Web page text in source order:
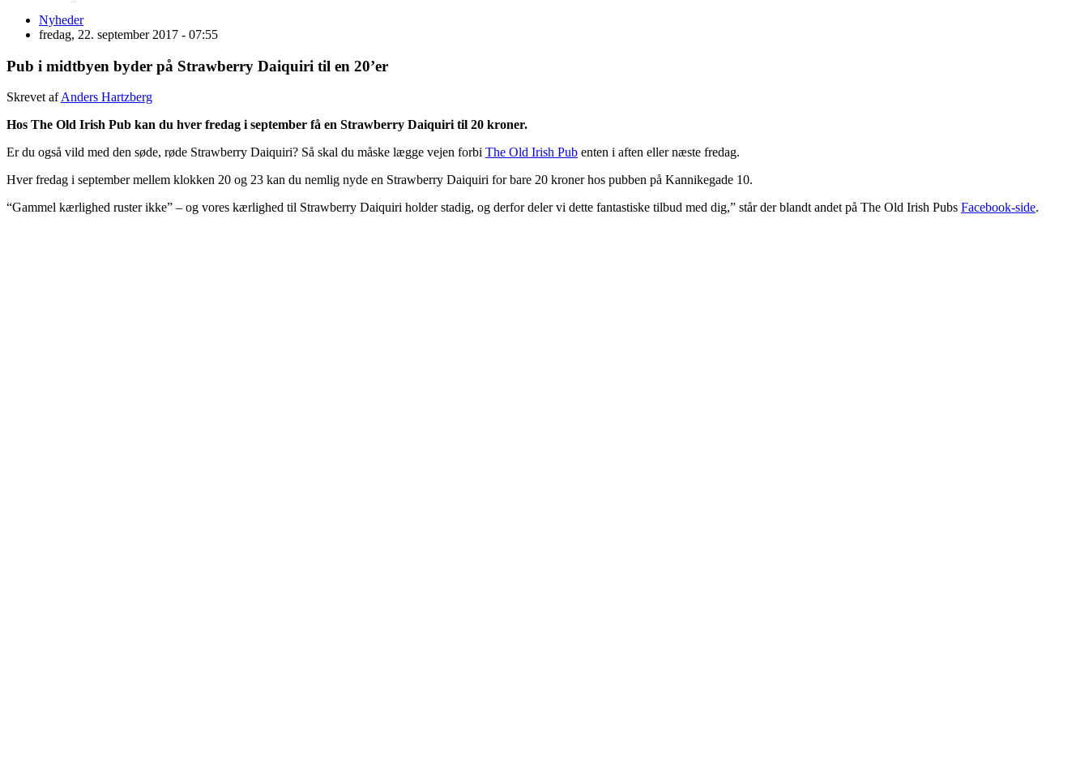
Nyheder
fredag, 22. september 2017 - 07:55
Pub i midtbyen byder på Strawberry Daiquiri til en 20’er
Skrevet afAnders Hartzberg
Hos The Old Irish Pub kan du hver fredag i september få en Strawberry Daiquiri til 20 kroner.
Er du også vild med den søde, røde Strawberry Daiquiri? Så skal du måske lægge vejen forbi The Old Irish Pub enten i aften eller næste fredag.
Hver fredag i september mellem klokken 20 og 23 kan du nemlig nyde en Strawberry Daiquiri for bare 20 kroner hos pubben på Kannikegade 10.
“Gammel kærlighed ruster ikke” – og vores kærlighed til Strawberry Daiquiri holder stadig, og derfor deler vi dette fantastiske tilbud med dig,” står der blandt andet på The Old Irish Pubs Facebook-side.